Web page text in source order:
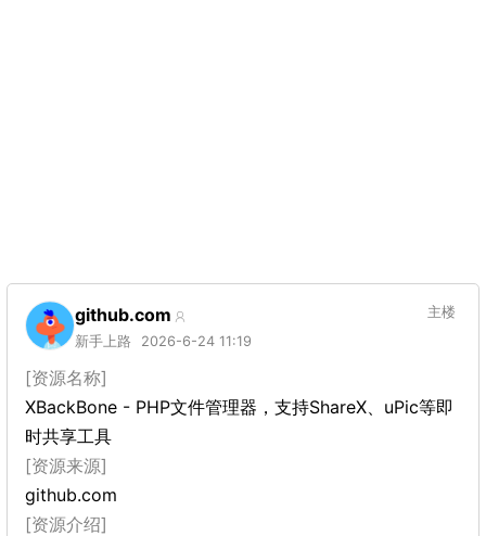
github.com
新手上路 2026-6-24 11:19
主楼
[资源名称]
XBackBone - PHP文件管理器，支持ShareX、uPic等即
时共享工具
[资源来源]
github.com
[资源介绍]